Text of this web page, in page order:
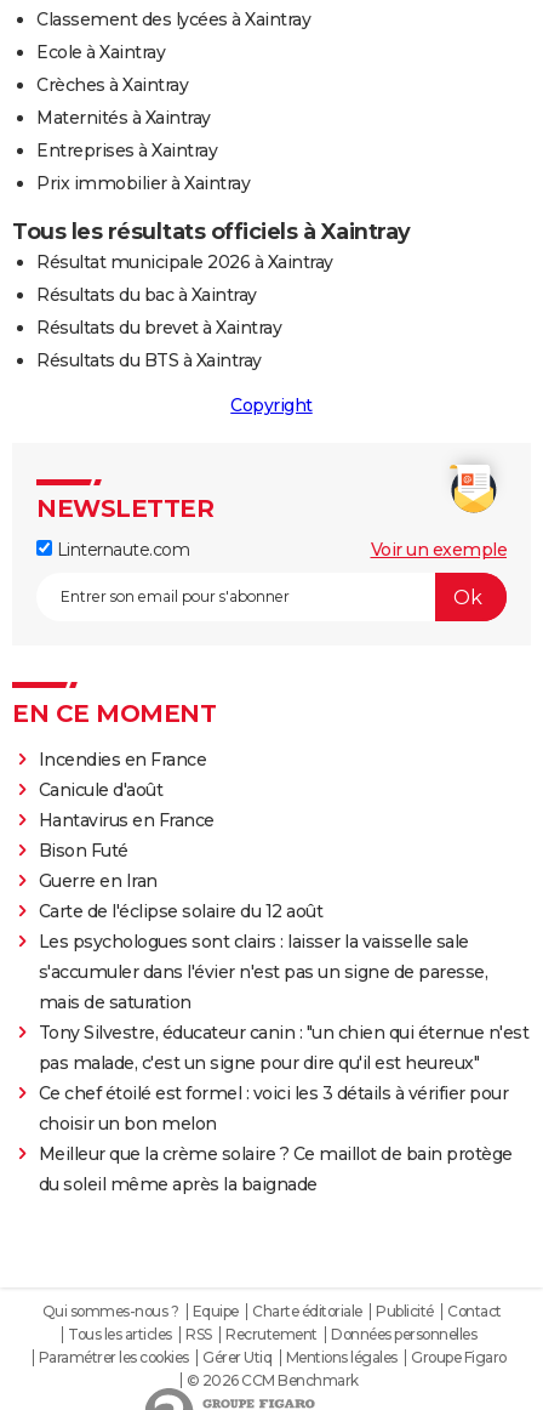
Classement des lycées à Xaintray
Ecole à Xaintray
Crèches à Xaintray
Maternités à Xaintray
Entreprises à Xaintray
Prix immobilier à Xaintray
Tous les résultats officiels à Xaintray
Résultat municipale 2026 à Xaintray
Résultats du bac à Xaintray
Résultats du brevet à Xaintray
Résultats du BTS à Xaintray
Copyright
NEWSLETTER
Linternaute.com Voir un exemple
EN CE MOMENT
Incendies en France
Canicule d'août
Hantavirus en France
Bison Futé
Guerre en Iran
Carte de l'éclipse solaire du 12 août
Les psychologues sont clairs : laisser la vaisselle sale
s'accumuler dans l'évier n'est pas un signe de paresse,
mais de saturation
Tony Silvestre, éducateur canin : "un chien qui éternue n'est
pas malade, c'est un signe pour dire qu'il est heureux"
Ce chef étoilé est formel : voici les 3 détails à vérifier pour
choisir un bon melon
Meilleur que la crème solaire ? Ce maillot de bain protège
du soleil même après la baignade
Qui sommes-nous ? Equipe Charte éditoriale Publicité
Contact
Tous les articles
RSS Recrutement
Données personnelles
Paramétrer les cookies
Gérer Utiq Mentions légales
Groupe Figaro
© 2026 CCM Benchmark